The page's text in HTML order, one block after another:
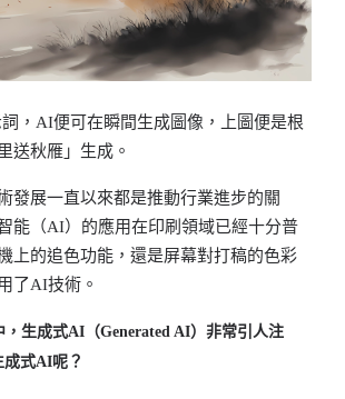
，AI便可在瞬間生成圖像，上圖便是根
送秋雁」生成。
發展一直以來都是推動行業進步的關
能（AI）的應用在印刷領域已經十分普
上的追色功能，還是屏幕對打稿的色彩
了AI技術。
生成式AI（Generated AI）非常引人注
成式AI呢？